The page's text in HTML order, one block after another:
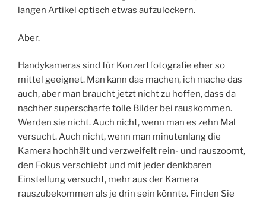
langen Artikel optisch etwas aufzulockern.
Aber.
Handykameras sind für Konzertfotografie eher so
mittel geeignet. Man kann das machen, ich mache das
auch, aber man braucht jetzt nicht zu hoffen, dass da
nachher superscharfe tolle Bilder bei rauskommen.
Werden sie nicht. Auch nicht, wenn man es zehn Mal
versucht. Auch nicht, wenn man minutenlang die
Kamera hochhält und verzweifelt rein- und rauszoomt,
den Fokus verschiebt und mit jeder denkbaren
Einstellung versucht, mehr aus der Kamera
rauszubekommen als je drin sein könnte. Finden Sie